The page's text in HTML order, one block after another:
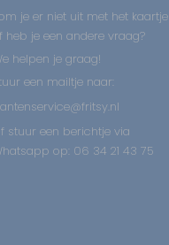
je er niet uit met het kaartje
heb je een andere vraag?
helpen je graag!
een mailtje naar:
stuur een berichtje via
op: 06 34 21 43 75